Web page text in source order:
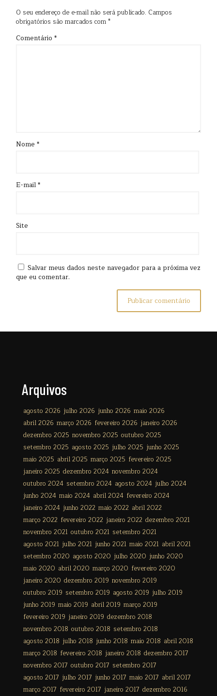
O seu endereço de e-mail não será publicado. Campos
obrigatórios são marcados com*
Comentário *
Nome *
E-mail*
Site
Salvar meus dados neste navegador para a próxima vez
que eu comentar.
Arquivos
agosto 2026 julho 2026 junho 2026 maio 2026
abril 2026 março 2026 fevereiro 2026 janeiro 2026
dezembro 2025 novembro 2025 outubro 2025
setembro 2025 agosto 2025 julho 2025 junho 2025
maio 2025 abril 2025 março 2025 fevereiro 2025
janeiro 2025 dezembro 2024 novembro 2024
outubro 2024 setembro 2024 agosto 2024 julho 2024
junho 2024 maio 2024 abril 2024 fevereiro 2024
janeiro 2024 junho 2022 maio 2022 abril 2022
março 2022 fevereiro 2022 janeiro 2022 dezembro 2021
novembro 2021 outubro 2021 setembro 2021
agosto 2021 julho 2021 junho 2021 maio 2021 abril 2021
setembro 2020 agosto 2020 julho 2020 junho 2020
maio 2020 abril 2020 março 2020 fevereiro 2020
janeiro 2020 dezembro 2019 novembro 2019
outubro 2019 setembro 2019 agosto 2019 julho 2019
junho 2019 maio 2019 abril 2019 março 2019
fevereiro 2019 janeiro 2019 dezembro 2018
novembro 2018 outubro 2018 setembro 2018
agosto 2018 julho 2018 junho 2018 maio 2018 abril 2018
março 2018 fevereiro 2018 janeiro 2018 dezembro 2017
novembro 2017 outubro 2017 setembro 2017
agosto 2017 julho 2017 junho 2017 maio 2017 abril 2017
março 2017 fevereiro 2017 janeiro 2017 dezembro 2016